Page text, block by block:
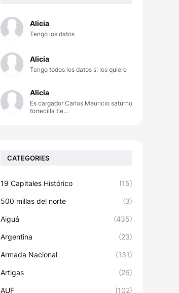
Alicia
Tengo los datos
Alicia
Tengo todos los datos si los quiere
Alicia
Es cargador Carlos Mauricio saturno
torrecilla tie...
CATEGORIES
19 Capitales Histórico (15)
500 millas del norte (3)
Aiguá (435)
Argentina (23)
Armada Nacional (131)
Artigas (26)
AUF (102)